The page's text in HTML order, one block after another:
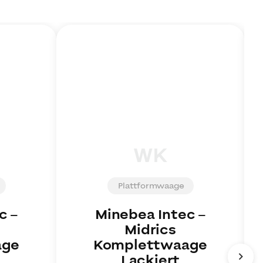
–
Plattformwaage
Minebea Intec–
Midrics
Komplettwaage